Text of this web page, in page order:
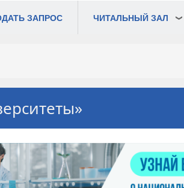
ЗАПРОС ЧИТАЛЬНЫЙ ЗАЛ